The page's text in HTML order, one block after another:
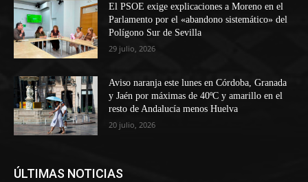
El PSOE exige explicaciones a Moreno en el
Parlamento por el «abandono sistemático» del
Polígono Sur de Sevilla
29 julio, 2026
Aviso naranja este lunes en Córdoba, Granada
y Jaén por máximas de 40ºC y amarillo en el
resto de Andalucía menos Huelva
20 julio, 2026
ÚLTIMAS NOTICIAS